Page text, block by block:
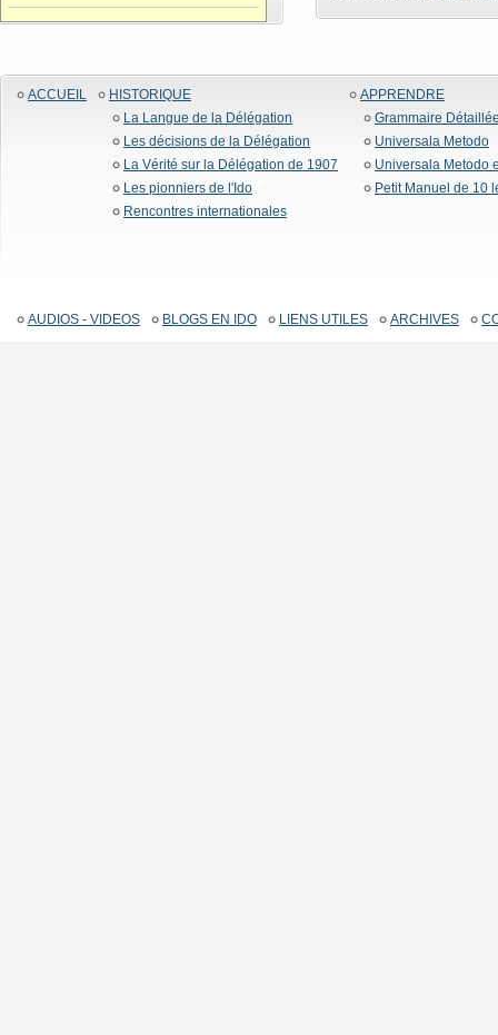
ACCUEIL
HISTORIQUE
La Langue de la Délégation
Les décisions de la Délégation
La Vérité sur la Délégation de 1907
Les pionniers de l'Ido
Rencontres internationales
APPRENDRE
Grammaire
Universala Metodo
Universala Metodo
Petit Manuel de 10
AUDIOS - VIDEOS BLOGS EN IDO LIENS UTILES ARCHIVES